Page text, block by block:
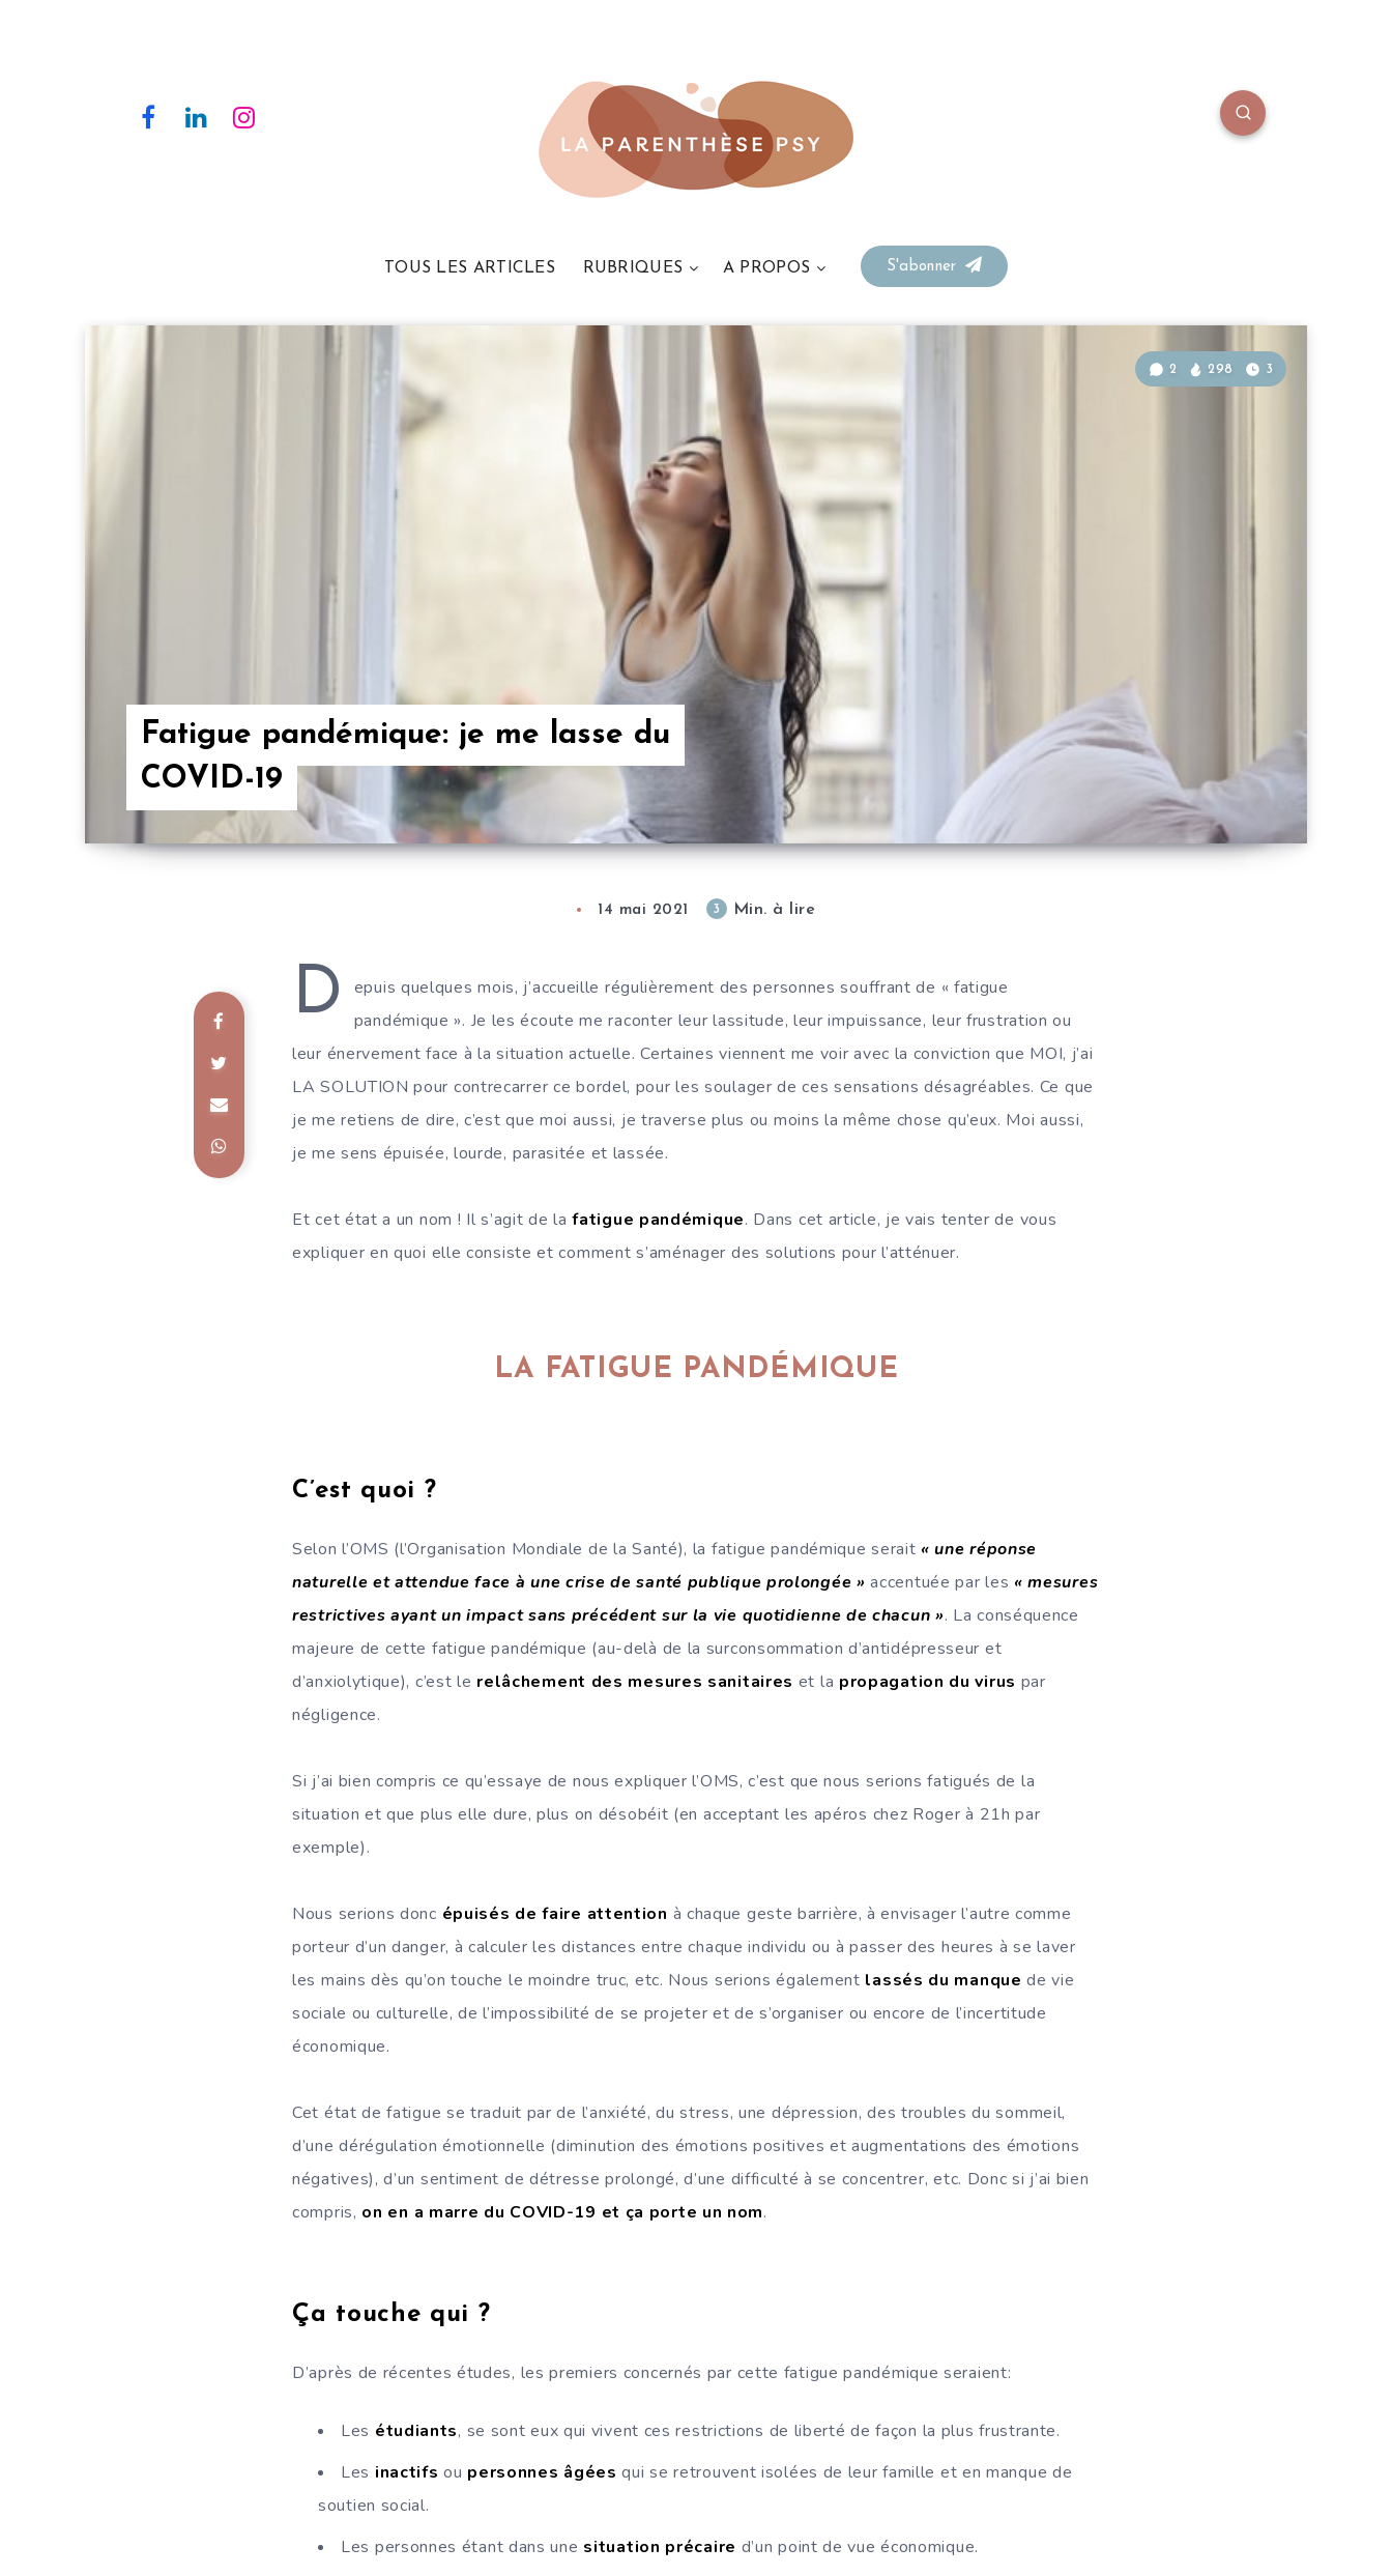
TOUS LES ARTICLES RUBRIQUES A PROPOS S'abonner
Fatigue pandémique: je me lasse du
COVID-19
2 298 3
14 mai 2021 3 Min. à lire
D
epuis quelques mois, j’accueille régulièrement des personnes souffrant de « fatigue
pandémique ». Je les écoute me raconter leur lassitude, leur impuissance, leur frustration ou
leur énervement face à la situation actuelle. Certaines viennent me voir avec la conviction que MOI, j’ai
LA SOLUTION pour contrecarrer ce bordel, pour les soulager de ces sensations désagréables. Ce que
je me retiens de dire, c’est que moi aussi, je traverse plus ou moins la même chose qu’eux. Moi aussi,
je me sens épuisée, lourde, parasitée et lassée.
Et cet état a un nom ! Il s’agit de lafatigue pandémique. Dans cet article, je vais tenter de vous
expliquer en quoi elle consiste et comment s’aménager des solutions pour l’atténuer.
LA FATIGUE PANDÉMIQUE
C’est quoi ?
Selon l’OMS (l’Organisation Mondiale de la Santé), la fatigue pandémique serait « une réponse
naturelle et attendue face à une crise de santé publique prolongée » accentuée par les « mesures
restrictives ayant un impact sans précédent sur la vie quotidienne de chacun ». La conséquence
majeure de cette fatigue pandémique (au-delà de la surconsommation d’antidépresseur et
d’anxiolytique), c’est le relâchement des mesures sanitaires et la propagation du virus par
négligence.
Si j’ai bien compris ce qu’essaye de nous expliquer l’OMS, c’est que nous serions fatigués de la
situation et que plus elle dure, plus on désobéit (en acceptant les apéros chez Roger à 21h par
exemple).
Nous serions donc épuisés de faire attention à chaque geste barrière, à envisager l’autre comme
porteur d’un danger, à calculer les distances entre chaque individu ou à passer des heures à se laver
les mains dès qu’on touche le moindre truc, etc. Nous serions également lassés du manque de vie
sociale ou culturelle, de l’impossibilité de se projeter et de s’organiser ou encore de l’incertitude
économique.
Cet état de fatigue se traduit par de l’anxiété, du stress, une dépression, des troubles du sommeil,
d’une dérégulation émotionnelle (diminution des émotions positives et augmentations des émotions
négatives), d’un sentiment de détresse prolongé, d’une difficulté à se concentrer, etc. Donc si j’ai bien
compris, on en a marre du COVID-19 et ça porte un nom.
Ça touche qui ?
D’après de récentes études, les premiers concernés par cette fatigue pandémique seraient:
Les étudiants, se sont eux qui vivent ces restrictions de liberté de façon la plus frustrante.
Les inactifsou personnes âgées qui se retrouvent isolées de leur famille et en manque de
soutien social.
Les personnes étant dans une situation précaire d’un point de vue économique.